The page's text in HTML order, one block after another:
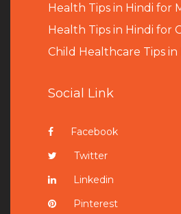
Health Tips in Hindi for
Health Tips in Hindi for
Child Healthcare Tips in
Social Link
Facebook
Twitter
Linkedin
Pinterest